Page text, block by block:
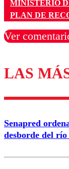
MINISTERIO
PLAN DE
Ver
Los
Correo
LAS
Senapred
desborde del